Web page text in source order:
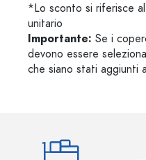
*Lo sconto si riferisce
unitario
Importante: Se i
devono essere
che siano stati aggiunti